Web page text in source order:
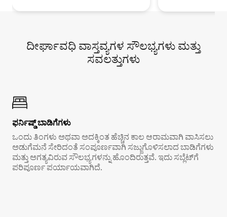
ದೀರ್ಘಾವಧಿ ವಾಸ್ತವ್ಯಗಳ ಸೌಲಭ್ಯಗಳು ಮತ್ತು
ಸವಲತ್ತುಗಳು
ಫರ್ನಿಷ್ಡ್ ಬಾಡಿಗೆಗಳು
ಒಂದು ತಿಂಗಳು ಅಥವಾ ಅದಕ್ಕಿಂತ ಹೆಚ್ಚಿನ ಕಾಲ ಆರಾಮವಾಗಿ ವಾಸಿಸಲು
ಅಡುಗೆಮನೆ ಸೇರಿದಂತೆ ಸಂಪೂರ್ಣವಾಗಿ ಸಜ್ಜುಗೊಳಿಸಲಾದ ಬಾಡಿಗೆಗಳು
ಮತ್ತು ಅಗತ್ಯವಿರುವ ಸೌಲಭ್ಯಗಳನ್ನು ಹೊಂದಿರುತ್ತವೆ. ಇದು ಸಬ್ಲೆಟ್‌ಗೆ
ಪರಿಪೂರ್ಣ ಪರ್ಯಾಯವಾಗಿದೆ.